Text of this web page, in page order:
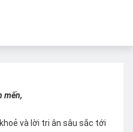
mến,
và lời tri ân sâu sắc tới